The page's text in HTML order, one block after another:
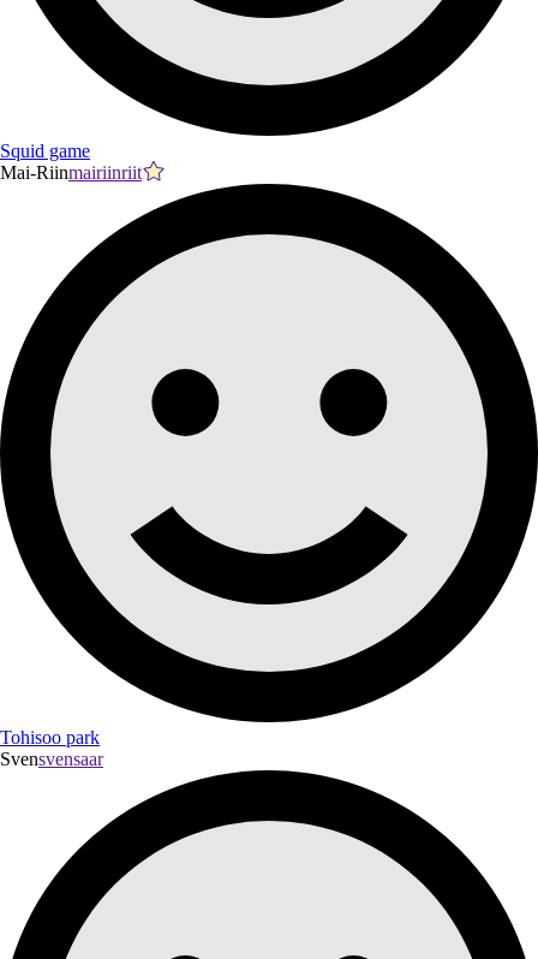
Squid game
Mai-Riinmairiinriit
Tohisoo park
Svensvensaar